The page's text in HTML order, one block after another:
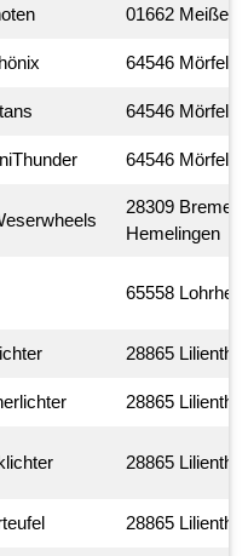
01662 Meißen
64546
64546
64546
28309 Bremen-
Hemelingen
65558
28865 Lilienthal
28865 Lilienthal
28865 Lilienthal
28865 Lilienthal